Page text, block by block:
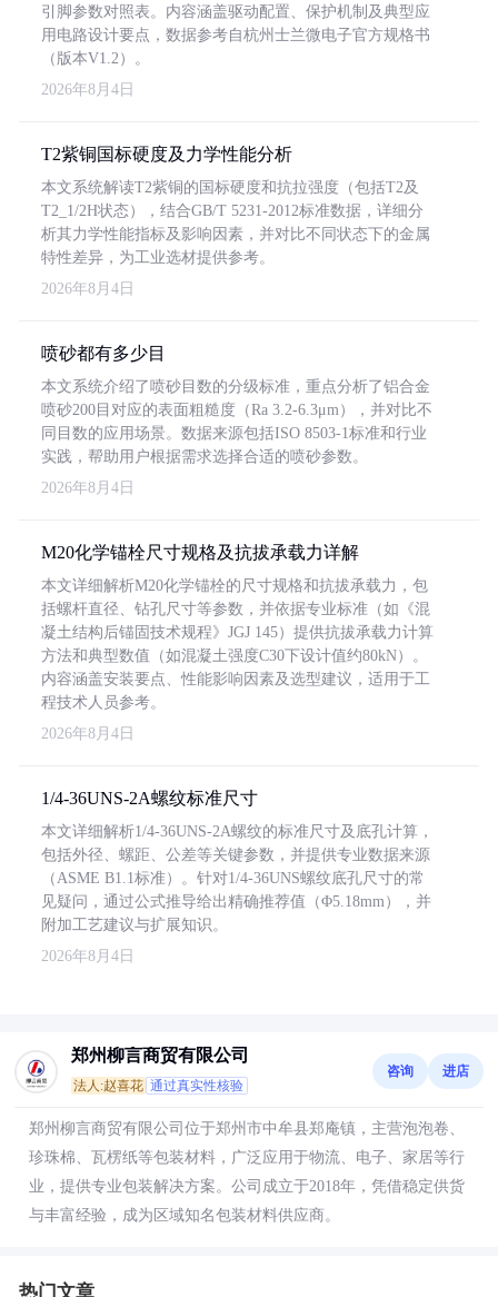
引脚参数对照表。内容涵盖驱动配置、保护机制及典型应
用电路设计要点，数据参考自杭州士兰微电子官方规格书
（版本V1.2）。
2026年8月4日
T2紫铜国标硬度及力学性能分析
本文系统解读T2紫铜的国标硬度和抗拉强度（包括T2及
T2_1/2H状态），结合GB/T 5231-2012标准数据，详细分
析其力学性能指标及影响因素，并对比不同状态下的金属
特性差异，为工业选材提供参考。
2026年8月4日
喷砂都有多少目
本文系统介绍了喷砂目数的分级标准，重点分析了铝合金
喷砂200目对应的表面粗糙度（Ra 3.2-6.3μm），并对比不
同目数的应用场景。数据来源包括ISO 8503-1标准和行业
实践，帮助用户根据需求选择合适的喷砂参数。
2026年8月4日
M20化学锚栓尺寸规格及抗拔承载力详解
本文详细解析M20化学锚栓的尺寸规格和抗拔承载力，包
括螺杆直径、钻孔尺寸等参数，并依据专业标准（如《混
凝土结构后锚固技术规程》JGJ 145）提供抗拔承载力计算
方法和典型数值（如混凝土强度C30下设计值约80kN）。
内容涵盖安装要点、性能影响因素及选型建议，适用于工
程技术人员参考。
2026年8月4日
1/4-36UNS-2A螺纹标准尺寸
本文详细解析1/4-36UNS-2A螺纹的标准尺寸及底孔计算，
包括外径、螺距、公差等关键参数，并提供专业数据来源
（ASME B1.1标准）。针对1/4-36UNS螺纹底孔尺寸的常
见疑问，通过公式推导给出精确推荐值（Φ5.18mm），并
附加工艺建议与扩展知识。
2026年8月4日
郑州柳言商贸有限公司
法人:赵喜花 通过真实性核验
咨询 进店
郑州柳言商贸有限公司位于郑州市中牟县郑庵镇，主营泡泡卷、
珍珠棉、瓦楞纸等包装材料，广泛应用于物流、电子、家居等行
业，提供专业包装解决方案。公司成立于2018年，凭借稳定供货
与丰富经验，成为区域知名包装材料供应商。
热门文章